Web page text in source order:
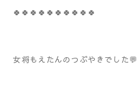
🍀🍀🍀🍀🍀🍀🍀🍀🍀🍀
女将もえたんのつぶやきでした💬